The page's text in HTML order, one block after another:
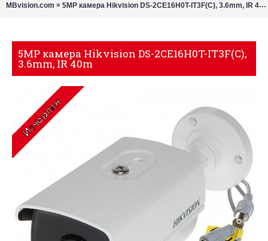
MBvision.com » 5MP камера Hikvision DS-2CE16H0T-IT3F(C), 3.6mm, IR 40m
5MP камера Hikvision DS-2CE16H0T-IT3F(C),
3.6mm, IR 40m